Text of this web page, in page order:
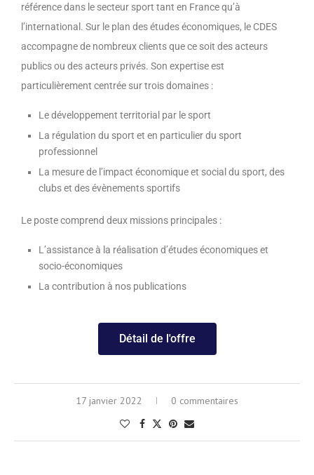
référence dans le secteur sport tant en France qu’à
l’international. Sur le plan des études économiques, le CDES
accompagne de nombreux clients que ce soit des acteurs
publics ou des acteurs privés. Son expertise est
particulièrement centrée sur trois domaines :
Le développement territorial par le sport
La régulation du sport et en particulier du sport
professionnel
La mesure de l’impact économique et social du sport, des
clubs et des évènements sportifs
Le poste comprend deux missions principales :
L’assistance à la réalisation d’études économiques et
socio-économiques
La contribution à nos publications
Détail de l'offre
17 janvier 2022 0 commentaires